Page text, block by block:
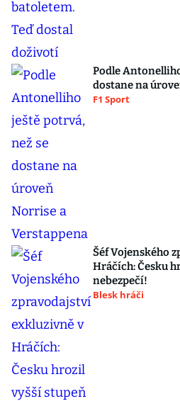
Podle
dostane na
F1 Sport
Šéf Vojenského
Hráčích: Česku
nebezpečí!
Blesk hráči